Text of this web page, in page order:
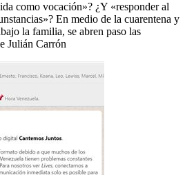
como vocación»? ¿Y «responder al
En medio de la cuarentena y
la familia, se abren paso las
Julián Carrón